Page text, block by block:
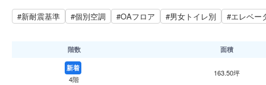
#新耐震基準 #個別空調 #OAフロア #男女トイレ別 #エレベー
階数 面積
新着
4階
163.50坪